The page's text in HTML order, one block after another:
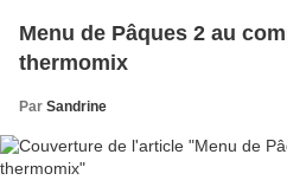
Menu de Pâques 2 au
thermomix
Par Sandrine